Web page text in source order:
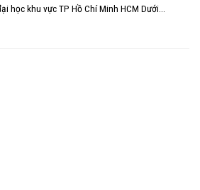
học khu vực TP Hồ Chí Minh HCM Dưới...